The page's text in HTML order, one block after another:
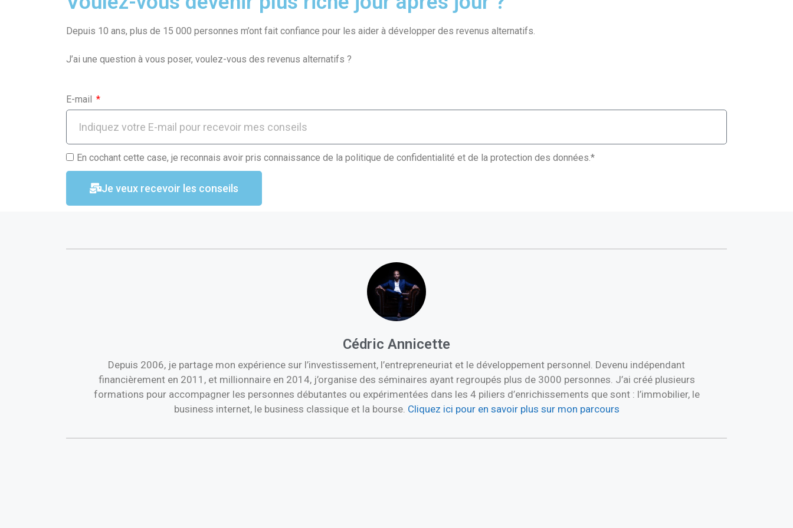
b
o
o
s
A
p
g
er
Depuis 10 ans, plus de 15 000 personnes m’ont fait confiance pour les aider à développer des revenus alternatifs.
J’ai une question à vous poser, voulez-vous des revenus alternatifs ?
E-mail
En cochant cette case, je reconnais avoir pris connaissance de la politique de confidentialité et de la protection des données.*
Je veux recevoir les conseils
Cédric Annicette
Depuis 2006, je partage mon expérience sur l’investissement, l’entrepreneuriat et le développement personnel. Devenu indépendant
financièrement en 2011, et millionnaire en 2014, j’organise des séminaires ayant regroupés plus de 3000 personnes. J’ai créé plusieurs
formations pour accompagner les personnes débutantes ou expérimentées dans les 4 piliers d’enrichissements que sont : l’immobilier, le
business internet, le business classique et la bourse. Cliquez ici pour en savoir plus sur mon parcours